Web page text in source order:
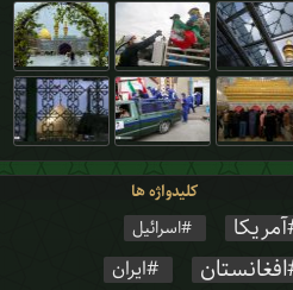
کلیدواژه ها
آمریکا اسرائیل
افغانستان ایران